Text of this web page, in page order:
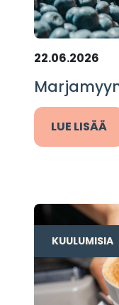
22.06.2026
LUE LISÄÄ
KUULUMISIA